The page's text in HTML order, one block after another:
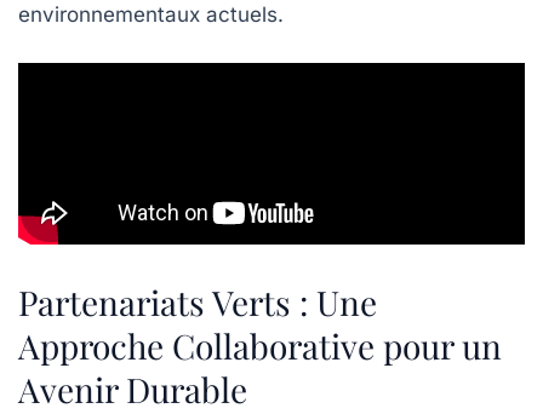
environnementaux actuels.
Partenariats Verts : Une
Approche Collaborative pour un
Avenir Durable